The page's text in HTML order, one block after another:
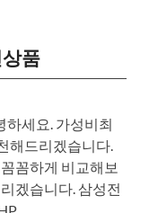
품
하세요. 가성비최
해드리겠습니다.
꼼하게 비교해보
겠습니다. 삼성전